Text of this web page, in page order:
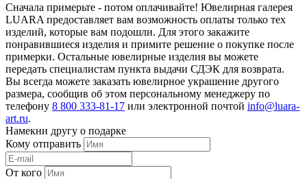
Сначала примерьте - потом оплачивайте! Ювелирная галерея
LUARA предоставляет вам возможность оплаты только тех
изделий, которые вам подошли. Для этого закажите
понравившиеся изделия и примите решение о покупке после
примерки. Остальные ювелирные изделия вы можете
передать специалистам пункта выдачи СДЭК для возврата.
Вы всегда можете заказать ювелирное украшение другого
размера, сообщив об этом персональному менеджеру по
телефону 8 800 333-81-17 или электронной почтой info@luara-
art.ru.
Намекни другу о подарке
Кому отправить
От кого